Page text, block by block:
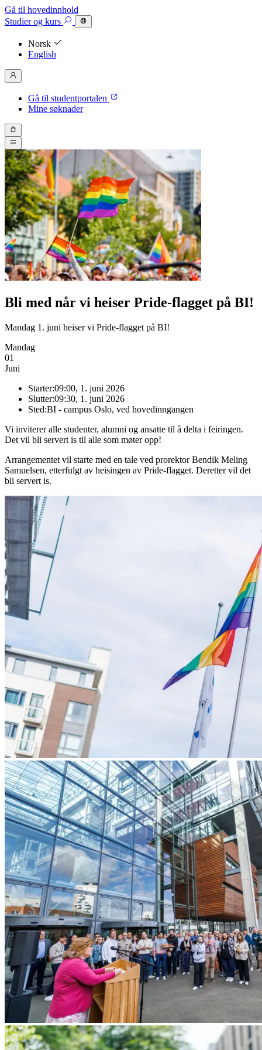
Gå til hovedinnhold
Studierog kurs
Norsk
English
Gå til studentportalen
Mine søknader
Bli med når vi heiser Pride-flagget på BI!
Mandag 1. juni heiser vi Pride-flagget på BI!
Mandag
01
Juni
Starter:09:00, 1. juni 2026
Slutter:09:30, 1. juni 2026
Sted:BI - campus Oslo, ved hovedinngangen
Vi inviterer alle studenter, alumni og ansatte til å delta i feiringen.
Det vil bli servert is til alle som møter opp!
Arrangementet vil starte med en tale ved prorektor Bendik Meling
Samuelsen, etterfulgt av heisingen av Pride-flagget. Deretter vil det
bli servert is.